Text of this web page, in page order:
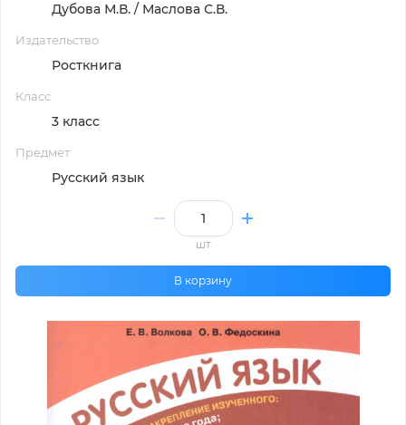
Дубова М.В. / Маслова С.В.
Издательство
Росткнига
Класс
3 класс
Предмет
Русский язык
шт
В корзину